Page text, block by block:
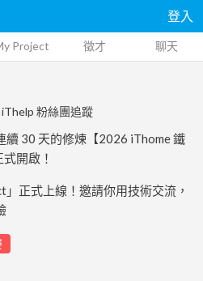
登入
Project 徵才 聊天
粉絲團追蹤
續 30 天的修煉【2026 iThome 鐵
開啟！
正式上線！邀請你用技術交流，